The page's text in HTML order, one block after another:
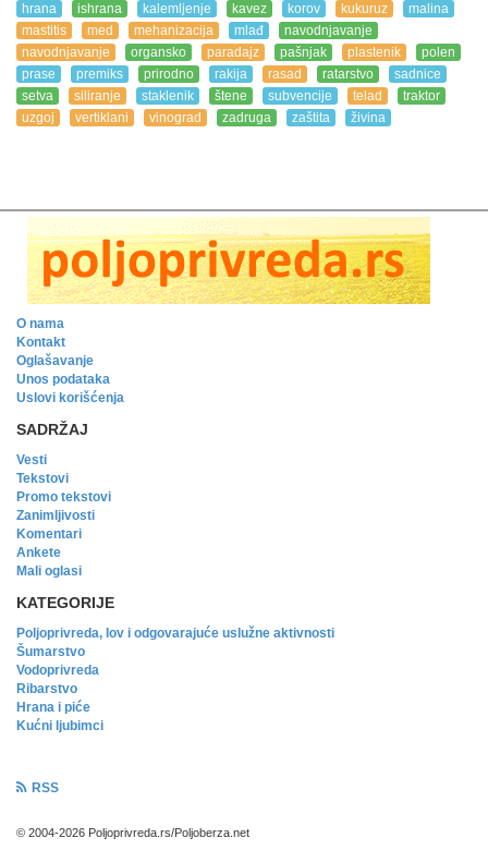
hrana
ishrana kalemljenje kavez korov kukuruz
malina
mastitis
med mehanizacija mlađ
navodnjavanje
navodnjavanje
organsko paradajz pašnjak plastenik
polen
prase
premiks prirodno rakija rasad ratarstvo
sadnice
setva
siliranje staklenik štene subvencije telad
traktor
uzgoj
vertiklani vinograd zadruga zaštita živina
O nama
Kontakt
Oglašavanje
Unos podataka
Uslovi korišćenja
SADRŽAJ
Vesti
Tekstovi
Promo tekstovi
Zanimljivosti
Komentari
Ankete
Mali oglasi
KATEGORIJE
Poljoprivreda, lov i odgovarajuće uslužne aktivnosti
Šumarstvo
Vodoprivreda
Ribarstvo
Hrana i piće
Kućni ljubimci
RSS
© 2004-2026 Poljoprivreda.rs/Poljoberza.net